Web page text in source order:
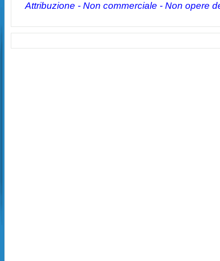
Attribuzione - Non commerciale - Non opere